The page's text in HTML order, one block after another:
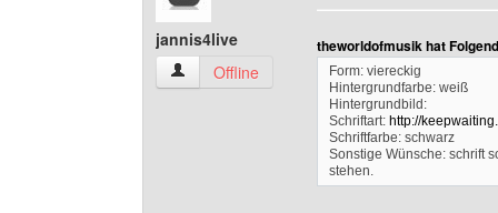
jannis4live
jannis4live Benutzer-Profile anzeigen
Offline
theworldofmusik hat
Form: viereckig
Hintergrundfarbe: weiß
Hintergrundbild:
Schriftart: http://
Schriftfarbe: schwarz
Sonstige Wünsche: schrift
stehen.